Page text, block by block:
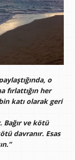
o
fırlattığın her
katı olarak geri
Bağır ve kötü
davranır. Esas